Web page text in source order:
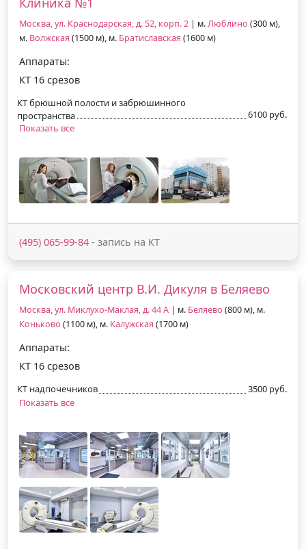
Москва, ул. Краснодарская, д. 52, корп. 2 | м.Люблино (300 м),
м. Волжская (1500 м), м. Братиславская (1600 м)
Аппараты:
КТ 16 срезов
КТ брюшной полости и забрюшинного
пространства
6100 руб.
Показать все
(495) 065-99-84 - запись на КТ
Московский центр В.И. Дикуля в Беляево
Москва, ул. Миклухо-Маклая, д. 44 А | м. Беляево (800 м), м.
Коньково (1100 м), м. Калужская (1700 м)
Аппараты:
КТ 16 срезов
КТ надпочечников
3500 руб.
Показать все